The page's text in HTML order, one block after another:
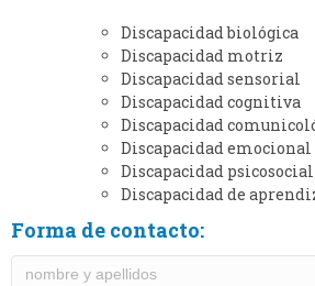
Discapacidad biológica
Discapacidad motriz
Discapacidad sensorial
Discapacidad cognitiva
Discapacidad
Discapacidad emocional
Discapacidad psicosocial
Discapacidad de
Forma de contacto: